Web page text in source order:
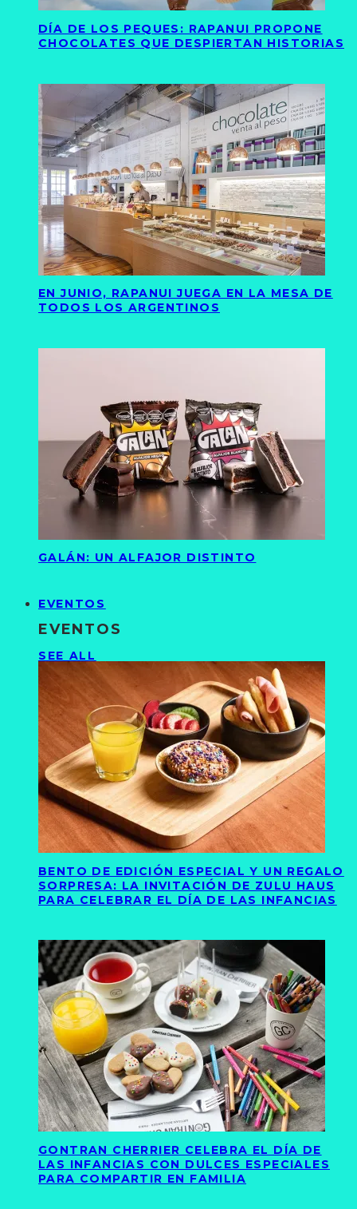
DÍA DE LOS PEQUES: RAPANUI PROPONE
CHOCOLATES QUE DESPIERTAN HISTORIAS
EN JUNIO, RAPANUI JUEGA EN LA MESA DE
TODOS LOS ARGENTINOS
GALÁN: UN ALFAJOR DISTINTO
EVENTOS
EVENTOS
SEE ALL
BENTO DE EDICIÓN ESPECIAL Y UN REGALO
SORPRESA: LA INVITACIÓN DE ZULU HAUS
PARA CELEBRAR EL DÍA DE LAS INFANCIAS
GONTRAN CHERRIER CELEBRA EL DÍA DE
LAS INFANCIAS CON DULCES ESPECIALES
PARA COMPARTIR EN FAMILIA